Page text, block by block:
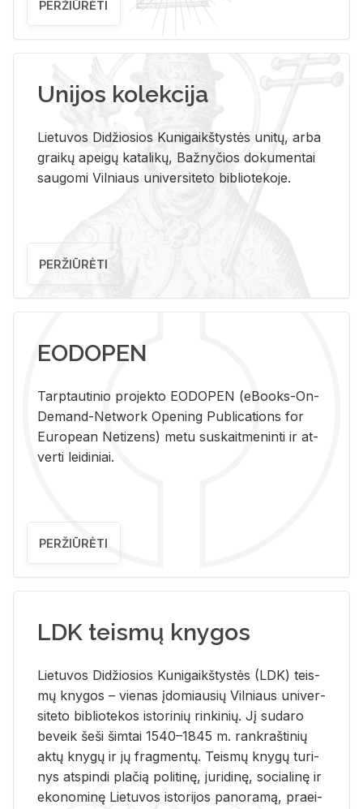
PERŽIŪRĖTI
Unijos kolekcija
Lietuvos Didžiosios Kunigaikštystės unitų, arba
graikų apeigų katalikų, Bažnyčios dokumentai
saugomi Vilniaus universiteto bibliotekoje.
PERŽIŪRĖTI
EODOPEN
Tarp­tau­ti­nio pro­jek­to EO­DO­PEN (eBo­oks-On-
De­mand-Ne­twork Ope­ning Pub­li­ca­tions for
Eu­ro­pe­an Ne­ti­zens) metu su­skait­me­nin­ti ir at­
ver­ti lei­di­niai.
PERŽIŪRĖTI
LDK teismų knygos
Lie­tu­vos Di­džio­sios Ku­ni­gaikš­tys­tės (LDK) teis­
mų kny­gos – vie­nas įdo­miau­sių Vil­niaus uni­ver­
si­te­to bi­b­lio­te­kos is­to­ri­nių rin­ki­nių. Jį su­da­ro
be­veik šeši šim­tai 1540–1845 m. rank­raš­ti­nių
aktų kny­gų ir jų frag­men­tų. Teis­mų kny­gų tu­ri­
nys at­spin­di pla­čią po­li­ti­nę, ju­ri­di­nę, so­cia­li­nę ir
eko­no­mi­nę Lie­tu­vos is­to­ri­jos pa­no­ra­mą, pra­ei­